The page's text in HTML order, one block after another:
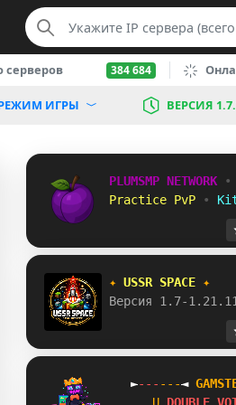
серверов 384 684
ИГРЫ ВЕРСИЯ
PLUMSMP NETWORK •
Practice PvP
•
✦ USSR SPACE ✦
Версия 1.7-
►- - - - - -◄ GAMST